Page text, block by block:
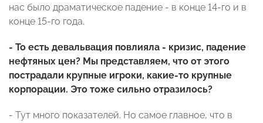
нас было драматическое падение - в конце 14-го и в
конце 15-го года.
- То есть девальвация повлияла - кризис, падение
нефтяных цен? Мы представляем, что от этого
пострадали крупные игроки, какие-то крупные
корпорации. Это тоже сильно отразилось?
- Тут много показателей. Но самое главное, что в